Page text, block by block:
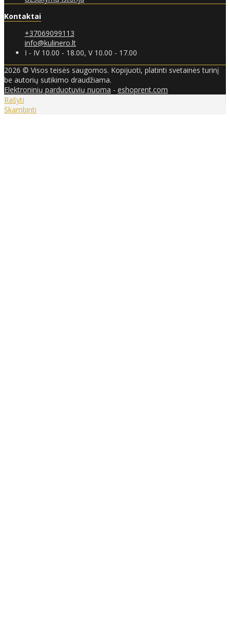
Kontaktai
+37069099113
info@kulinero.lt
I - IV 10.00 - 18.00, V 10.00 - 17.00
2026 © Visos teisės saugomos. Kopijuoti, platinti svetainės turinį
be autorių sutikimo draudžiama.
Elektroninių parduotuvių nuoma - eshoprent.com
Rašyti
Skambinti